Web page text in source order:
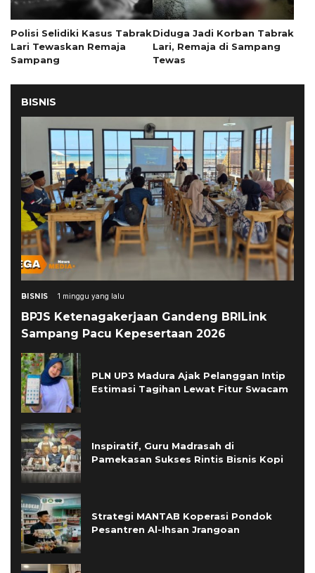
Polisi Selidiki Kasus Tabrak
Lari Tewaskan Remaja
Sampang
Diduga Jadi Korban Tabrak
Lari, Remaja di Sampang
Tewas
BISNIS
BISNIS 1 minggu yang lalu
BPJS Ketenagakerjaan Gandeng BRILink
Sampang Pacu Kepesertaan 2026
PLN UP3 Madura Ajak Pelanggan Intip
Estimasi Tagihan Lewat Fitur Swacam
Inspiratif, Guru Madrasah di
Pamekasan Sukses Rintis Bisnis Kopi
Strategi MANTAB Koperasi Pondok
Pesantren Al-Ihsan Jrangoan